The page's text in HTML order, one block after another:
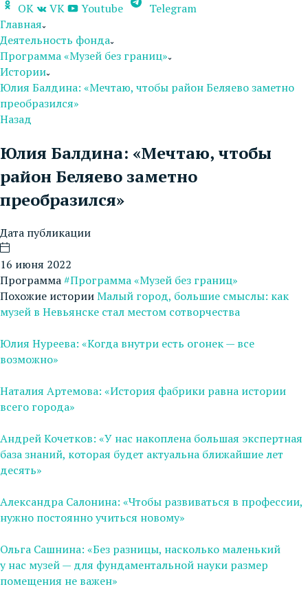
OK
VK Youtube
Telegram
Главная
Деятельность фонда
Программа «Музей без границ»
Истории
Юлия Балдина: «Мечтаю, чтобы район Беляево заметно
преобразился»
Назад
Юлия Балдина: «Мечтаю, чтобы
район Беляево заметно
преобразился»
Дата публикации
16 июня 2022
Программа#Программа «Музей без границ»
Похожие историиМалый город, большие смыслы: как
музей в Невьянске стал местом сотворчества
Юлия Нуреева: «Когда внутри есть огонек — все
возможно»
Наталия Артемова: «История фабрики равна истории
всего города»
Андрей Кочетков: «У нас накоплена большая экспертная
база знаний, которая будет актуальна ближайшие лет
десять»
Александра Салонина: «Чтобы развиваться в профессии,
нужно постоянно учиться новому»
Ольга Сашнина: «Без разницы, насколько маленький
у нас музей — для фундаментальной науки размер
помещения не важен»